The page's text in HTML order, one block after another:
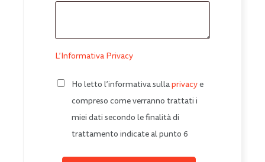
L’Informativa Privacy
Ho letto l’informativa sulla privacy e
compreso come verranno trattati i
miei dati secondo le finalità di
trattamento indicate al punto 6